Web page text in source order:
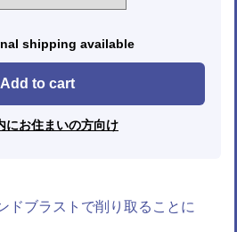
shipping available
Add to cart
にお住まいの方向け
ドブラストで削り取ることに